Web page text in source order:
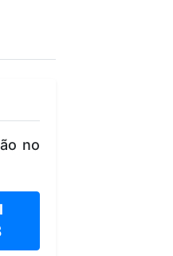
no